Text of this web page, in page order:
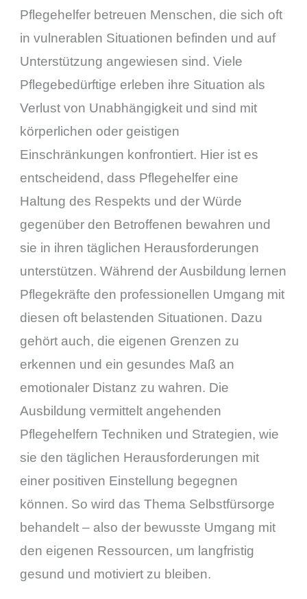
Pflegehelfer betreuen Menschen, die sich oft
in vulnerablen Situationen befinden und auf
Unterstützung angewiesen sind. Viele
Pflegebedürftige erleben ihre Situation als
Verlust von Unabhängigkeit und sind mit
körperlichen oder geistigen
Einschränkungen konfrontiert. Hier ist es
entscheidend, dass Pflegehelfer eine
Haltung des Respekts und der Würde
gegenüber den Betroffenen bewahren und
sie in ihren täglichen Herausforderungen
unterstützen. Während der Ausbildung lernen
Pflegekräfte den professionellen Umgang mit
diesen oft belastenden Situationen. Dazu
gehört auch, die eigenen Grenzen zu
erkennen und ein gesundes Maß an
emotionaler Distanz zu wahren. Die
Ausbildung vermittelt angehenden
Pflegehelfern Techniken und Strategien, wie
sie den täglichen Herausforderungen mit
einer positiven Einstellung begegnen
können. So wird das Thema Selbstfürsorge
behandelt – also der bewusste Umgang mit
den eigenen Ressourcen, um langfristig
gesund und motiviert zu bleiben.